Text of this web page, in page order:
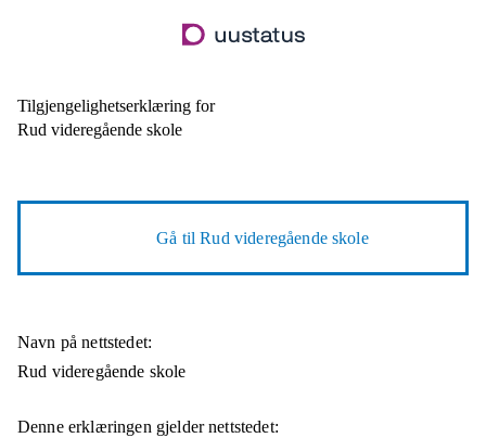
til
Tilgjengelighetserklæring for
Rud videregående skole
Gå tilRud videregående skole
Navn på nettstedet:
Rud videregående skole
Denne erklæringen gjelder nettstedet: